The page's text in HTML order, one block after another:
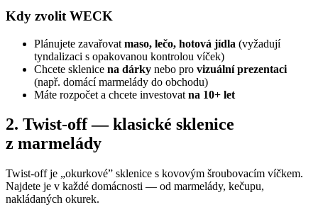
Kdy zvolit WECK
Plánujete zavařovat maso, lečo, hotová jídla (vyžadují
tyndalizaci s opakovanou kontrolou víček)
Chcete sklenice na dárky nebo pro vizuální prezentaci
(např. domácí marmelády do obchodu)
Máte rozpočet a chcete investovat na 10+ let
2. Twist-off — klasické sklenice
z marmelády
Twist-off je „okurkové” sklenice s kovovým šroubovacím víčkem.
Najdete je v každé domácnosti — od marmelády, kečupu,
nakládaných okurek.